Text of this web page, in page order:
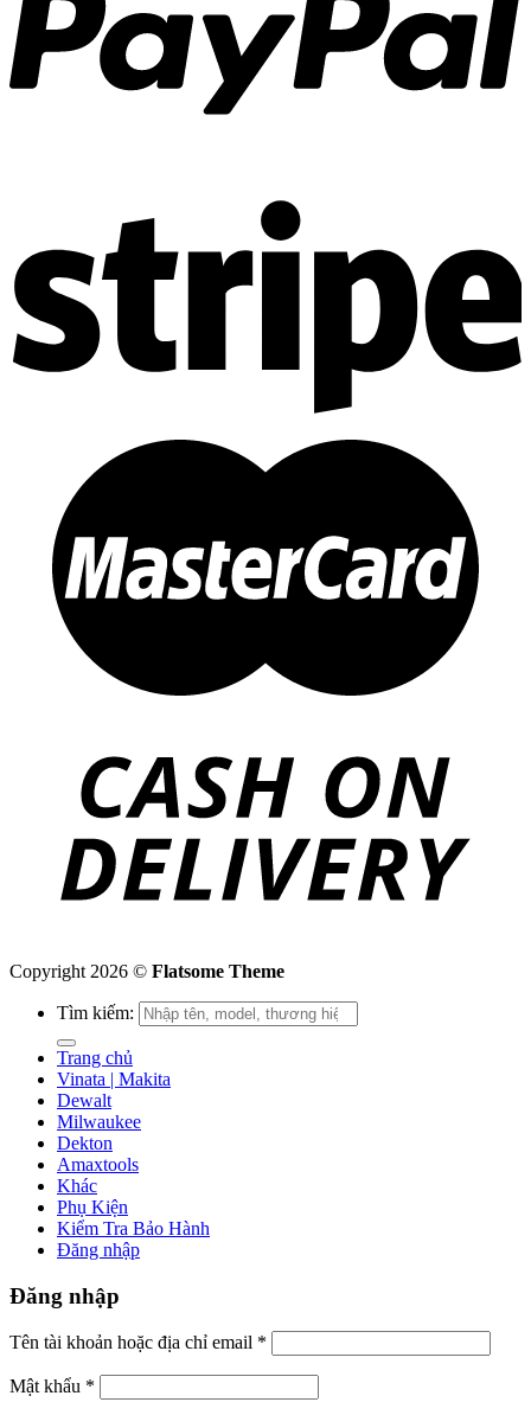
Copyright 2026 © Flatsome Theme
Tìm kiếm:
Trang chủ
Vinata | Makita
Dewalt
Milwaukee
Dekton
Amaxtools
Khác
Phụ Kiện
Kiểm Tra Bảo Hành
Đăng nhập
Đăng nhập
Tên tài khoản hoặc địa chỉ email *
Mật khẩu *